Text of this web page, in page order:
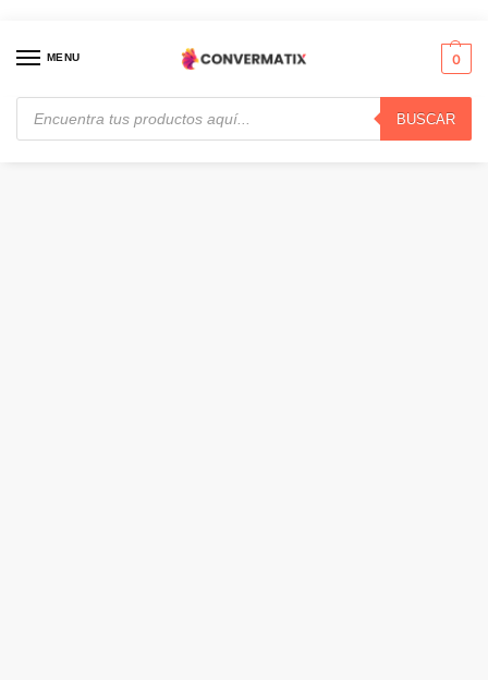
MENU
BUSCAR
0
Inicio / Celulares / Celulares Desbloqueados Apple IPhone 13, Celular 6GB Ram, Chip A15 Bionic, Almacenamiento 128GB, Cámaras de 12 MP, Doble SIM (nano-SIM y eSIM) 5G, Midnight · MLPF3LZ/A